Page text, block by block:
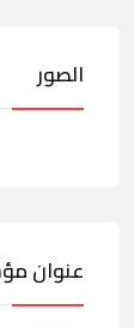
الصور
عنوان